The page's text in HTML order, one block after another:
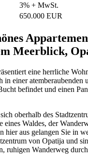
3% + MwSt.
650.000 EUR
Meerblick,
eine herrliche
in einer atemberaubenden
befindet und einen
oberhalb des
eines Waldes, der
hier aus gelangen Sie in
von Opatija und
ruhigen Wanderweg